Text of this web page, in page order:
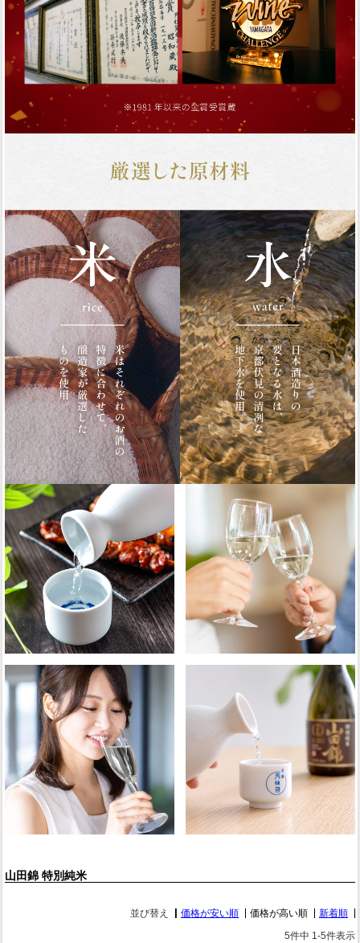
山田錦 特別純米
並び替え 価格が安い順 価格が高い順
新着順
5件中 1-5件表示